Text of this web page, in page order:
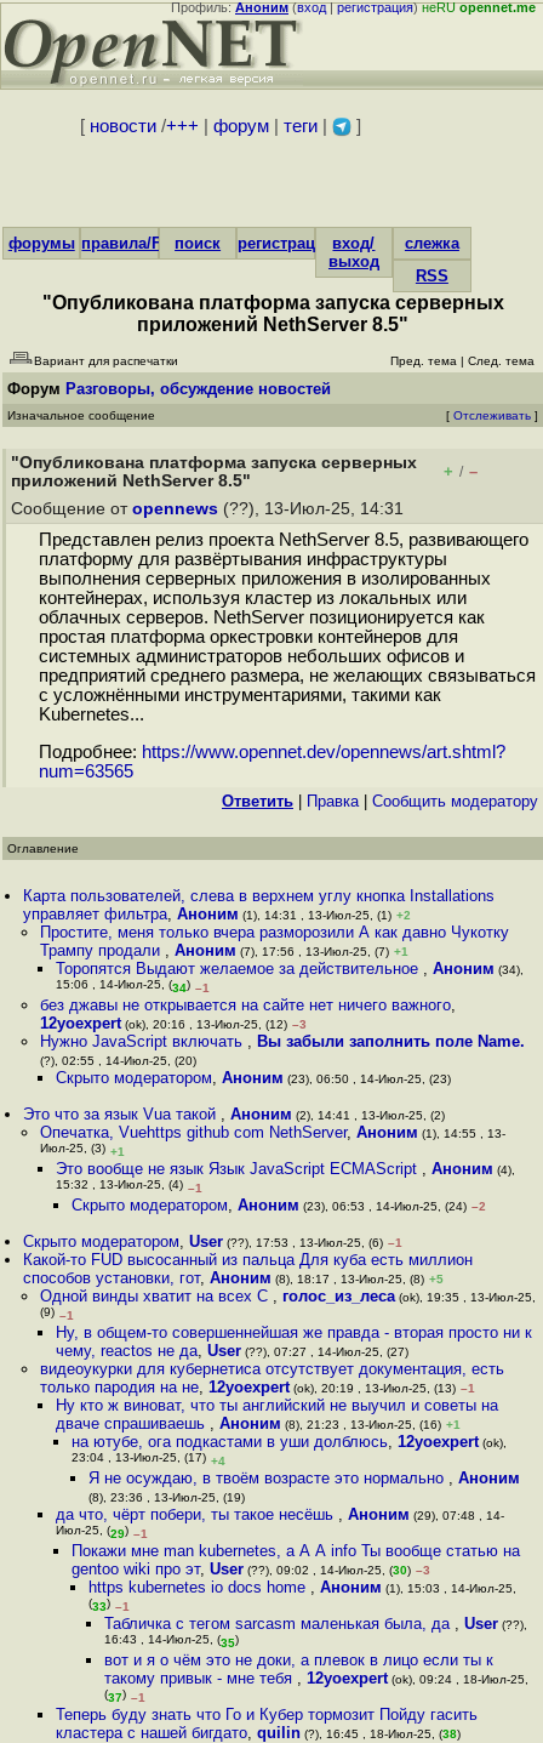
Профиль:Аноним(вход|регистрация)неRUopennet.me
[ новости/+++ форум| теги| ]
форумы правила/FAQпоиск регистрациявход/
выход
слежка
RSS
"Опубликована платформа запуска серверных
приложений NethServer 8.5"
Вариант для распечатки Пред. тема | След. тема
Форум Разговоры, обсуждение новостей
Изначальное сообщение [ Отслеживать ]
"Опубликована платформа запуска серверных
приложений NethServer 8.5"
+ / –
Сообщение от opennews (??), 13-Июл-25, 14:31
Представлен релиз проекта NethServer 8.5, развивающего
платформу для развёртывания инфраструктуры
выполнения серверных приложения в изолированных
контейнерах, используя кластер из локальных или
облачных серверов. NethServer позиционируется как
простая платформа оркестровки контейнеров для
системных администраторов небольших офисов и
предприятий среднего размера, не желающих связываться
с усложнёнными инструментариями, такими как
Kubernetes...
Подробнее: https://www.opennet.dev/opennews/art.shtml?
num=63565
Ответить Правка| Cообщить модератору
Оглавление
Карта пользователей, слева в верхнем углу кнопка Installations
управляет фильтра,Аноним (1), 14:31 , 13-Июл-25, (1) +2
Простите, меня только вчера разморозили А как давно Чукотку
Трампу продали , Аноним (7), 17:56 , 13-Июл-25, (7) +1
Торопятся Выдают желаемое за действительное , Аноним (34),
15:06 , 14-Июл-25, (34) –1
без джавы не открывается на сайте нет ничего важного,
12yoexpert(ok), 20:16 , 13-Июл-25, (12) –3
Нужно JavaScript включать , Вы забыли заполнить поле Name.
(?), 02:55 , 14-Июл-25, (20)
Скрыто модератором, Аноним (23), 06:50 , 14-Июл-25, (23)
Это что за язык Vua такой ,Аноним (2), 14:41 , 13-Июл-25, (2)
Опечатка, Vuehttps github com NethServer, Аноним (1), 14:55 , 13-
Июл-25, (3) +1
Это вообще не язык Язык JavaScript ECMAScript , Аноним (4),
15:32 , 13-Июл-25, (4) –1
Скрыто модератором,Аноним (23), 06:53 , 14-Июл-25, (24) –2
Скрыто модератором,User (??), 17:53 , 13-Июл-25, (6) –1
Какой-то FUD высосанный из пальца Для куба есть миллион
способов установки, гот,Аноним (8), 18:17 , 13-Июл-25, (8) +5
Одной винды хватит на всех С , голос_из_леса(ok), 19:35 , 13-Июл-25,
(9) –1
Ну, в общем-то совершеннейшая же правда - вторая просто ни к
чему, reactos не да, User(??), 07:27 , 14-Июл-25, (27)
видеоукурки для кубернетиса отсутствует документация, есть
только пародия на не, 12yoexpert(ok), 20:19 , 13-Июл-25, (13) –1
Ну кто ж виноват, что ты английский не выучил и советы на
дваче спрашиваешь , Аноним (8), 21:23 , 13-Июл-25, (16) +1
на ютубе, ога подкастами в уши долблюсь,12yoexpert (ok),
23:04 , 13-Июл-25, (17) +4
Я не осуждаю, в твоём возрасте это нормально , Аноним
(8), 23:36 , 13-Июл-25, (19)
да что, чёрт побери, ты такое несёшь , Аноним (29), 07:48 , 14-
Июл-25, (29) –1
Покажи мне man kubernetes, а А А info Ты вообще статью на
gentoo wiki про эт,User (??), 09:02 , 14-Июл-25, (30) –3
https kubernetes io docs home , Аноним (1), 15:03 , 14-Июл-25,
(33) –1
Табличка с тегом sarcasm маленькая была, да , User(??),
16:43 , 14-Июл-25, (35)
вот и я о чём это не доки, а плевок в лицо если ты к
такому привык - мне тебя , 12yoexpert(ok), 09:24 , 18-Июл-25,
(37) –1
Теперь буду знать что Го и Кубер тормозит Пойду гасить
кластера с нашей бигдато, quilin(?), 16:45 , 18-Июл-25, (38)